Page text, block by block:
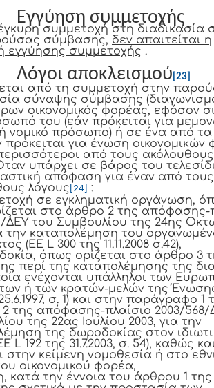
συμμετοχής
συμμετοχή στη διαδικασία
σύμβασης, δεν απαιτείται η
εγγύησης συμμετοχής .
αποκλεισμού [23]
από τη συμμετοχή στην
σύναψης σύμβασης
οικονομικός φορέας, εφόσον
του (εάν πρόκειται για
νομικό πρόσωπο) ή σε ένα από τα
πρόκειται για ένωση οικονομικών
από τους
υπάρχει σε βάρος του
απόφαση για έναν από τους
λόγους [24]
:
σε εγκληματική οργάνωση,
στο άρθρο 2 της απόφασης-
ΔΕΥ του Συμβουλίου της 24ης
την καταπολέμηση του
(ΕΕ L 300 της 11.11.2008 σ.42),
όπως ορίζεται στο άρθρο 3
περί της καταπολέμησης της
ενέχονται υπάλληλοι των
ή των κρατών-μελών της
σ. 1) και στην παράγραφο 1
της απόφασης-πλαίσιο 2003/568/
της 22ας Ιουλίου 2003, για την
της δωροδοκίας στον
L 192 της 31.7.2003, σ. 54), καθώς
στην κείμενη νομοθεσία ή στο
οικονομικού φορέα,
κατά την έννοια του άρθρου 1 της